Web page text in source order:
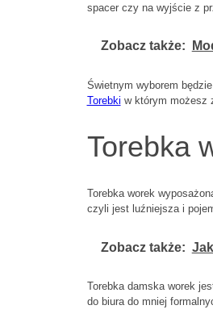
spacer czy na wyjście z
Zobacz także:
Świetnym wyborem
Torebki w którym możesz
Torebka
Torebka worek
czyli jest luźniejsza i
Zobacz także:
Torebka damska worek
do biura do mniej